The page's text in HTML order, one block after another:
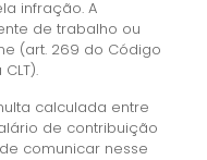
infração. A
de trabalho ou
(art. 269 do Código
calculada entre
de contribuição
comunicar nesse